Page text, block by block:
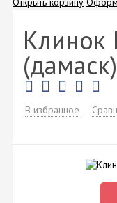
(дамаск)
В избранное